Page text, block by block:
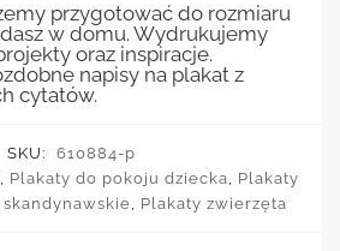
przygotować do rozmiaru
w domu. Wydrukujemy
oraz inspiracje.
napisy na plakat z
cytatów.
SKU:
610884-p
, Plakaty do pokoju dziecka, Plakaty
skandynawskie, Plakaty zwierzęta